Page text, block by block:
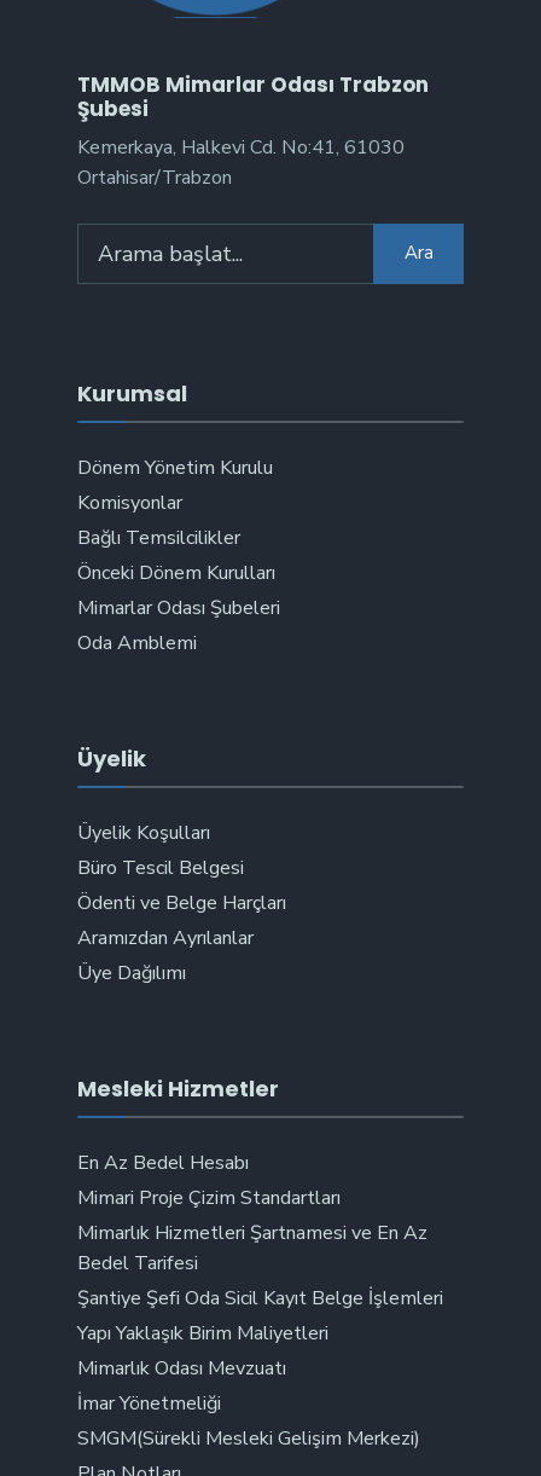
TMMOB Mimarlar Odası Trabzon
Şubesi
Kemerkaya, Halkevi Cd. No:41, 61030
Ortahisar/Trabzon
Ara
Kurumsal
Dönem Yönetim Kurulu
Komisyonlar
Bağlı Temsilcilikler
Önceki Dönem Kurulları
Mimarlar Odası Şubeleri
Oda Amblemi
Üyelik
Üyelik Koşulları
Büro Tescil Belgesi
Ödenti ve Belge Harçları
Aramızdan Ayrılanlar
Üye Dağılımı
Mesleki Hizmetler
En Az Bedel Hesabı
Mimari Proje Çizim Standartları
Mimarlık Hizmetleri Şartnamesi ve En Az
Bedel Tarifesi
Şantiye Şefi Oda Sicil Kayıt Belge İşlemleri
Yapı Yaklaşık Birim Maliyetleri
Mimarlık Odası Mevzuatı
İmar Yönetmeliği
SMGM(Sürekli Mesleki Gelişim Merkezi)